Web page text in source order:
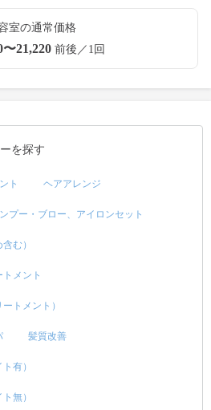
室の通常価格
〜21,220前後／1回
を探す
ト ヘアアレンジ
プー・ブロー、アイロンセット
む）
メント
トメント）
髪質改善
有）
無）